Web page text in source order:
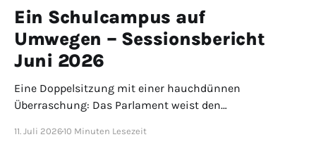
Ein Schulcampus auf
Umwegen – Sessionsbericht
Juni 2026
Eine Doppelsitzung mit einer hauchdünnen
Überraschung: Das Parlament weist den
an den Stadtrat zurück. Die Jahresrechnung 2025
11. Juli 2026 10 Minuten Lesezeit